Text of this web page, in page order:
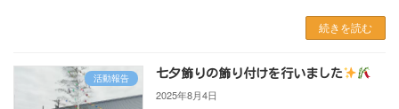
続きを読む
活動報告 七夕飾りの飾り付けを行いました
2025年8月4日